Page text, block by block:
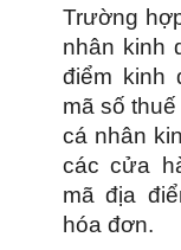
Trường
nhân kinh
điểm kinh
mã số
cá nhân
các cửa
mã địa
hóa đơn.